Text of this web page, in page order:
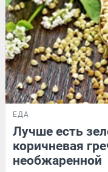
ЕДА
Лучше есть
коричневая
необжаренной